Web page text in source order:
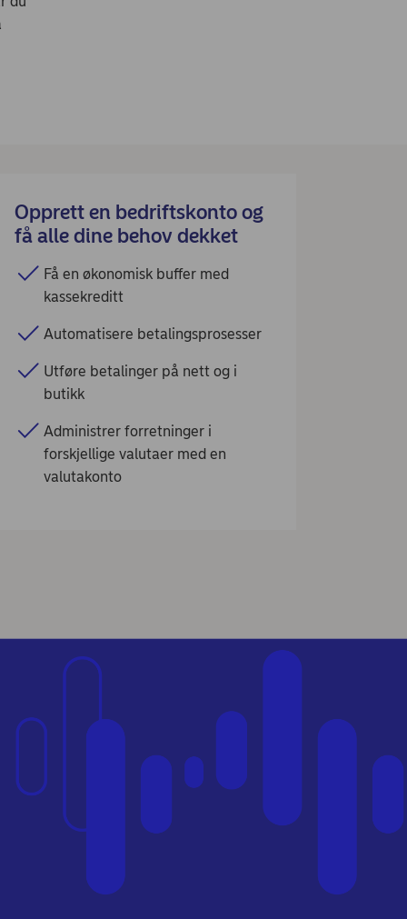
Opprett en bedriftskonto og
få alle dine behov dekket
Få en økonomisk buffer med
kassekreditt
Automatisere betalingsprosesser
Utføre betalinger på nett og i
butikk
Administrer forretninger i
forskjellige valutaer med en
valutakonto